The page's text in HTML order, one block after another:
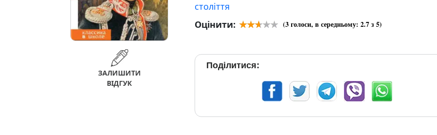
ЗАЛИШИТИ
ВІДГУК
століття
Оцінити:
(3голоси, в середньому: 2.7з 5)
Поділитися: